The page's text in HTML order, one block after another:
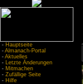
- Hauptseite
- Almanach-Portal
- Aktuelles
- Letzte Änderungen
- Mitmachen
- Zufällige Seite
- Hilfe